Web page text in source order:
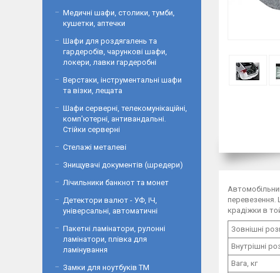
перевезення.
крадіжки в
Зовнішні
Внутрішні
Вага, кг
Медичні шафи, столики, тумби,
кушетки, аптечки
Шафи для роздягалень та
гардеробів, чарункові шафи,
локери, лавки гардеробні
Верстаки, інструментальні шафи
та візки, лещата
Шафи серверні, телекомунікаційні,
комп'ютерні, антивандальні.
Стійки серверні
Стелажі металеві
Знищувачі документів (шредери)
Лічильники банкнот та монет
Детектори валют - УФ, ІЧ,
універсальні, автоматичні
Пакетні ламінатори, рулонні
ламінатори, плівка для
ламінування
Замки для ноутбуків ТМ